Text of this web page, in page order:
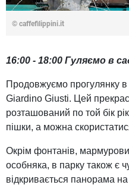
© caffefilippini.it
16:00 - 18:00 Гуляємо в
Продовжуємо прогулянку
Giardino Giusti. Цей
розташований по той бік
пішки, а можна
Окрім фонтанів,
особняка, в парку також є
відкривається панорама